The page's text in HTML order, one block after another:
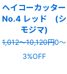
ヘイコーカッター
No.4 レッド (シ
モジマ)
1,012〜10,120円0〜
3%OFF